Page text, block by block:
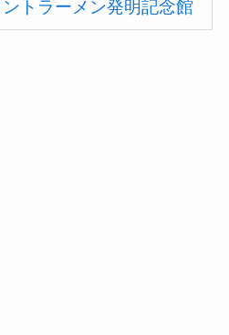
トラーメン発明記念館